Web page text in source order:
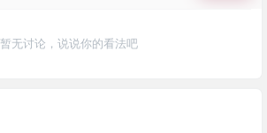
暂无讨论，说说你的看法吧